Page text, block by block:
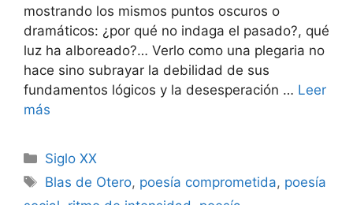
mostrando los mismos puntos oscuros o
dramáticos: ¿por qué no indaga el pasado?, qué
luz ha alboreado?… Verlo como una plegaria no
hace sino subrayar la debilidad de sus
fundamentos lógicos y la desesperación … Leer
más
Categorías
Siglo XX
Etiquetas
Blas de Otero, poesía comprometida, poesía